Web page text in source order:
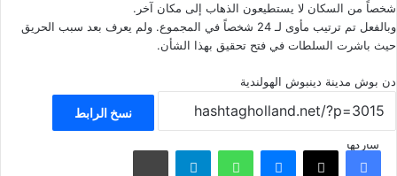
شخصاً من السكان لا يستطيعون الذهاب إلى مكان آخر.
وبالفعل تم ترتيب مأوى لـ 24 شخصاً في المجموع. ولم يعرف بعد سبب الحريق
حيث باشرت السلطات في فتح تحقيق بهذا الشأن.
دن بوش مدينة دينبوش الهولندية
نسخ الرابط
شاركهافيسبوك ‫X ماسنجر واتساب تيلقرام مشاركة عبر البريد